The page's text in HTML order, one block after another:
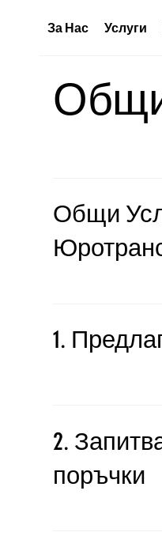
За Нас Услуги
Общи
1.
2.
поръчки